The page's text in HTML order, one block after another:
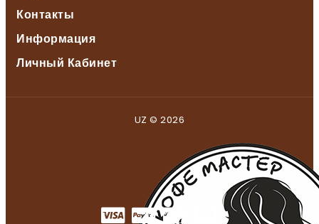
Контакты
Информация
Личный Кабинет
UZ © 2026